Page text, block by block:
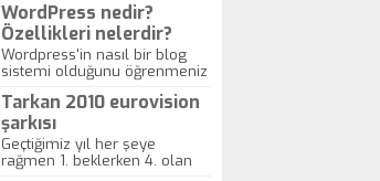
WordPress nedir?
Özellikleri nelerdir?
Wordpress'in nasıl bir blog
sistemi olduğunu öğrenmeniz
Tarkan 2010 eurovision
şarkısı
Geçtiğimiz yıl her şeye
rağmen 1. beklerken 4. olan